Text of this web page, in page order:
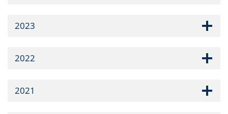
2023
2022
2021